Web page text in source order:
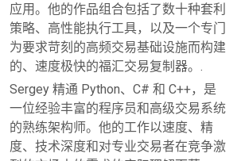
应用。他的作品组合包括了数十种套利
策略、高性能执行工具，以及一个专门
为要求苛刻的高频交易基础设施而构建
的、速度极快的福汇交易复制器。.
Sergey 精通 Python、C# 和 C++，是
一位经验丰富的程序员和高级交易系统
的熟练架构师。他的工作以速度、精
度、技术深度和对专业交易者在竞争激